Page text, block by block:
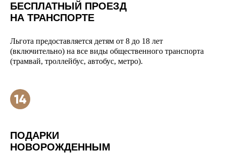
БЕСПЛАТНЫЙ ПРОЕЗД
НА ТРАНСПОРТЕ
Льгота предоставляется детям от 8 до 18 лет
(включительно) на все виды общественного транспорта
(трамвай, троллейбус, автобус, метро).
ПОДАРКИ
НОВОРОЖДЕННЫМ